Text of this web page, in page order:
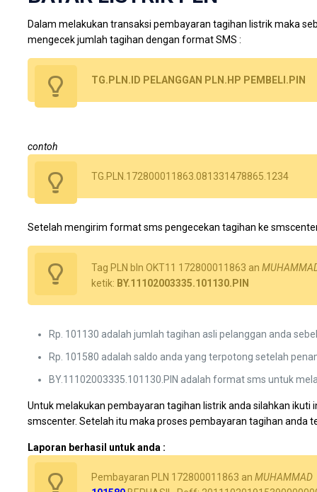
Dalam melakukan transaksi pembayaran tagihan listrik maka
mengecek jumlah tagihan dengan format SMS :
TG.PLN.ID PELANGGAN PLN.HP PEMBELI.PIN
contoh
TG.PLN.172800011863.081331478865.1234
Setelah mengirim format sms pengecekan tagihan ke
Tag PLN bln OKT11 172800011863 an
ketik: BY.11102003335.101130.PIN
Rp. 101130 adalah jumlah tagihan asli pelanggan anda
Rp. 101580 adalah saldo anda yang terpotong setelah
BY.11102003335.101130.PIN adalah format sms untuk
Untuk melakukan pembayaran tagihan listrik anda silahkan
smscenter. Setelah itu maka proses pembayaran tagihan anda
Laporan berhasil untuk anda :
Pembayaran PLN 172800011863 an MUHAMMAD